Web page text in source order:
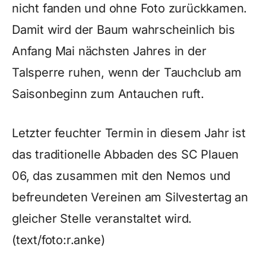
nicht fanden und ohne Foto zurückkamen.
Damit wird der Baum wahrscheinlich bis
Anfang Mai nächsten Jahres in der
Talsperre ruhen, wenn der Tauchclub am
Saisonbeginn zum Antauchen ruft.
Letzter feuchter Termin in diesem Jahr ist
das traditionelle Abbaden des SC Plauen
06, das zusammen mit den Nemos und
befreundeten Vereinen am Silvestertag an
gleicher Stelle veranstaltet wird.
(text/foto:r.anke)